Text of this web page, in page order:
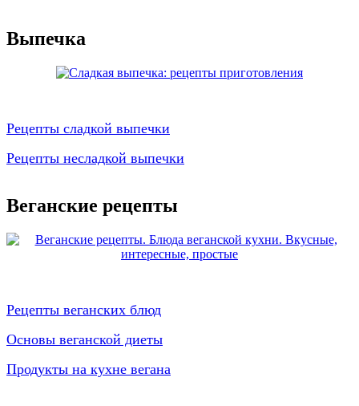
Выпечка
Рецепты сладкой выпечки
Рецепты несладкой выпечки
Веганские рецепты
Рецепты веганских блюд
Основы веганской диеты
Продукты на кухне вегана